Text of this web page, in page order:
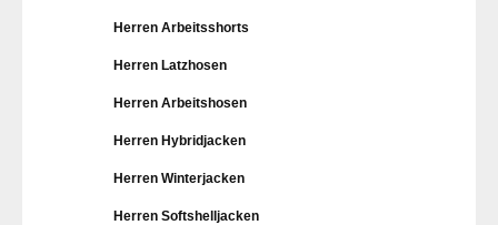
Herren Arbeitsshorts
Herren Latzhosen
Herren Arbeitshosen
Herren Hybridjacken
Herren Winterjacken
Herren Softshelljacken